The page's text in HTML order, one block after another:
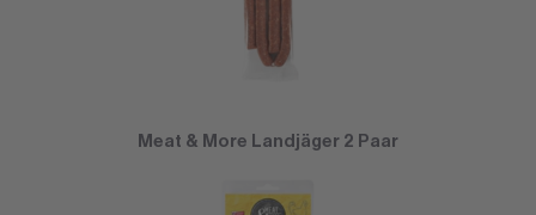
Meat & More Landjäger 2 Paar